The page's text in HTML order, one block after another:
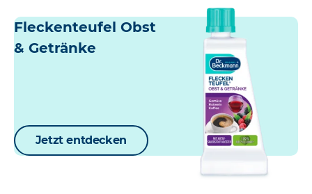
Fleckenteufel Obst
& Getränke
Jetzt entdecken